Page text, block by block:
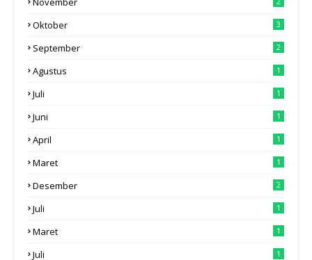
Oktober 3
September 2
Agustus 1
Juli 1
Juni 1
April 1
Maret 1
Desember 2
Juli 1
Maret 1
Juli 1